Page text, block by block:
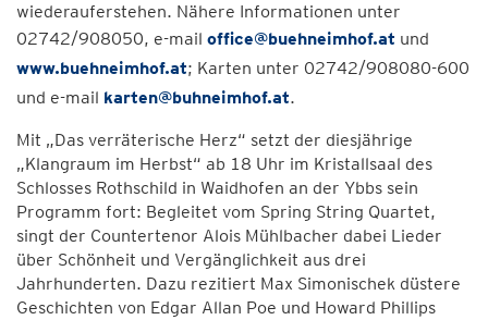
wiederauferstehen. Nähere Informationen unter
02742/908050, e-mail office@buehneimhof.at und
www.buehneimhof.at; Karten unter 02742/908080-600
und e-mail karten@buhneimhof.at.
Mit „Das verräterische Herz“ setzt der diesjährige
„Klangraum im Herbst“ ab 18 Uhr im Kristallsaal des
Schlosses Rothschild in Waidhofen an der Ybbs sein
Programm fort: Begleitet vom Spring String Quartet,
singt der Countertenor Alois Mühlbacher dabei Lieder
über Schönheit und Vergänglichkeit aus drei
Jahrhunderten. Dazu rezitiert Max Simonischek düstere
Geschichten von Edgar Allan Poe und Howard Phillips